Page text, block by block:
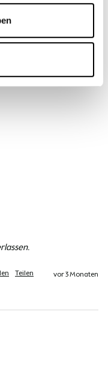
Teilen vor 3 Monaten